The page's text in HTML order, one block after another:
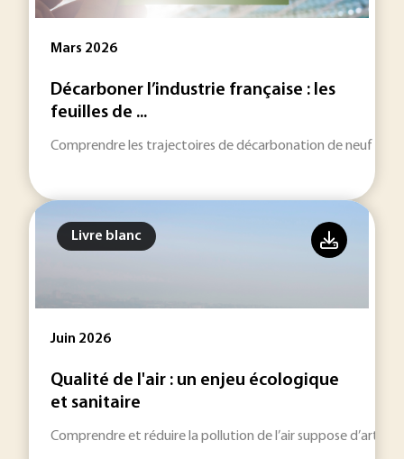
Mars 2026
Décarboner l’industrie française : les
feuilles de ...
Comprendre les trajectoires de décarbonation de neuf
Livre blanc
Juin 2026
Qualité de l'air : un enjeu écologique
et sanitaire
Comprendre et réduire la pollution de l’air suppose